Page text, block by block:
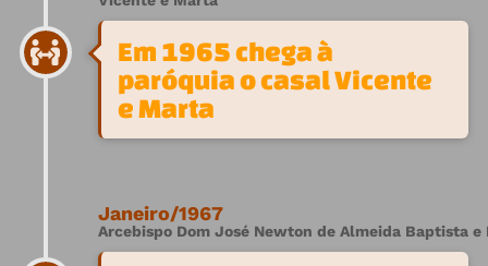
Em 1965 chega à
paróquia o casal Vicente
e Marta
Janeiro/1967
Arcebispo Dom José Newton de Almeida Baptista